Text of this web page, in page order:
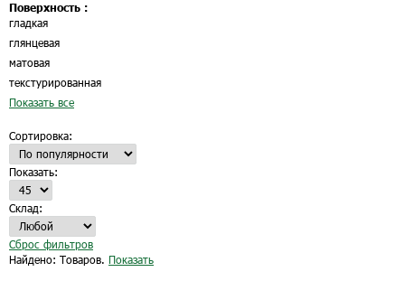
Поверхность :
гладкая
глянцевая
матовая
текстурированная
Показать все
Сортировка:
Показать:
Склад:
Сброс фильтров
Найдено: Товаров. Показать